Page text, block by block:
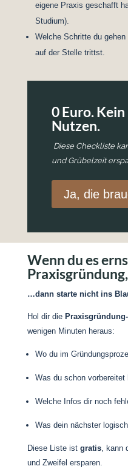
eigene Praxis geschafft
Studium).
Welche Schritte du
auf der Stelle trittst.
0 Euro.
Nutzen.
Diese Checkliste
und Grübelzeit
Ja, die
Wenn du es
…dann starte nicht ins
Hol dir die
wenigen Minuten heraus:
Wo du im
Was du schon
Welche Infos dir noch
Was dein nächster
Diese Liste ist gratis, kann
und Zweifel ersparen.